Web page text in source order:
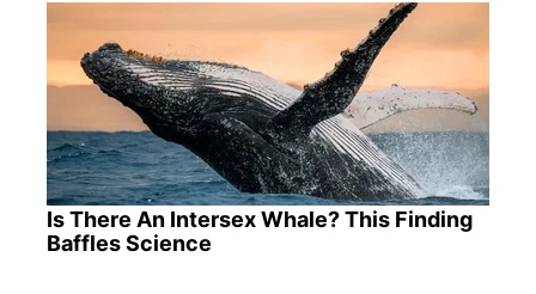
Is There An Intersex Whale? This Finding
Baffles Science